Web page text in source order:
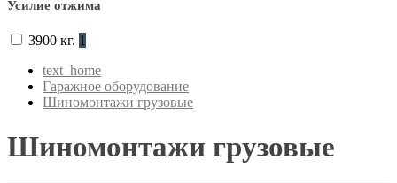
Усилие отжима
3900 кг. 1
text_home
Гаражное оборудование
Шиномонтажи грузовые
Шиномонтажи грузовые